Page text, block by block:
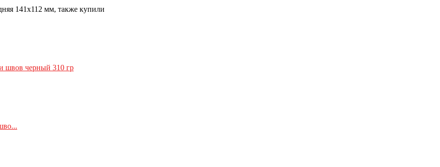
141х112 мм, также купили